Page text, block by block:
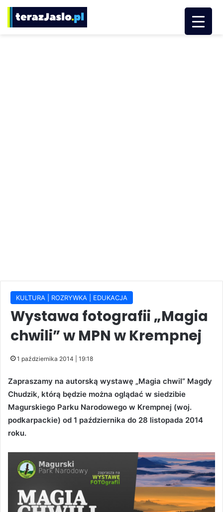
KULTURA | ROZRYWKA | EDUKACJA
Wystawa fotografii „Magia
chwili” w MPN w Krempnej
1 października 2014 | 19:18
Zapraszamy na autorską wystawę „Magia chwil” Magdy
Chudzik, którą będzie można oglądać w siedzibie
Magurskiego Parku Narodowego w Krempnej (woj.
podkarpackie) od 1 października do 28 listopada 2014
roku.